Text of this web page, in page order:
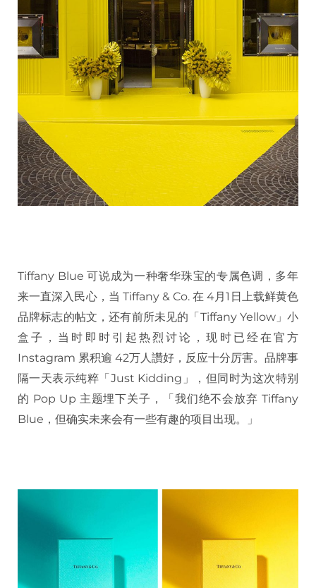
Tiffany Blue 可说成为一种奢华珠宝的专属色调，多年
来一直深入民心，当 Tiffany & Co. 在 4月1日上载鲜黄色
品牌标志的帖文，还有前所未见的「Tiffany Yellow」小
盒子，当时即时引起热烈讨论，现时已经在官方
Instagram 累积逾 42万人讚好，反应十分厉害。品牌事
隔一天表示纯粹「Just Kidding」，但同时为这次特别
的 Pop Up 主题埋下关子，「我们绝不会放弃 Tiffany
Blue，但确实未来会有一些有趣的项目出现。」